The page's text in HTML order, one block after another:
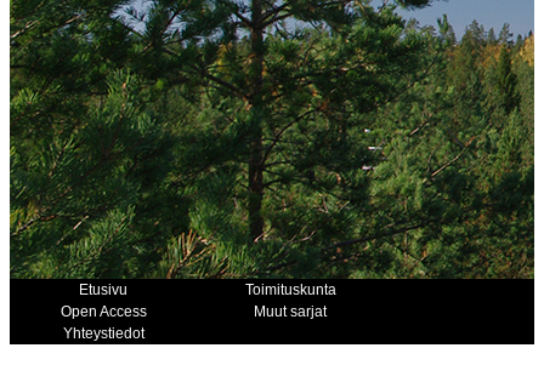
Etusivu
Toimituskunta
Open Access
Muut sarjat
Yhteystiedot